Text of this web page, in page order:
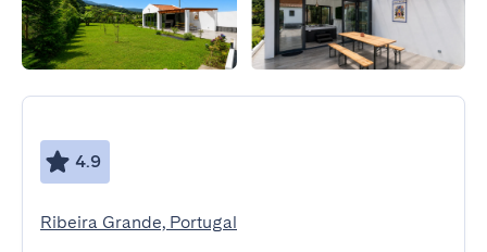
4.9
Ribeira Grande, Portugal